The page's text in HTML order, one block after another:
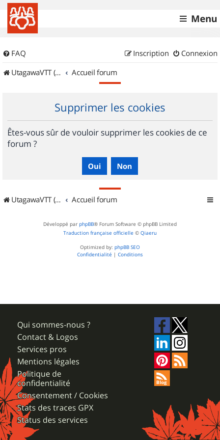
Menu
FAQ Connexion
Inscription
UtagawaVTT (Randos VTT et VTTAE avec traces GPS)
Accueil forum
Supprimer les cookies
Êtes-vous sûr de vouloir supprimer les cookies de ce
forum ?
UtagawaVTT (Randos VTT et VTTAE avec traces GPS) Accueil forum
Développé par phpBB® Forum Software © phpBB Limited
Traduction française officielle © Qiaeru
Optimized by: phpBB SEO
Confidentialité | Conditions
Qui sommes-nous ?
Contact & Logos
Services pros
Mentions légales
Politique de
confidentialité
Consentement / Cookies
Stats des traces GPX
Status des services